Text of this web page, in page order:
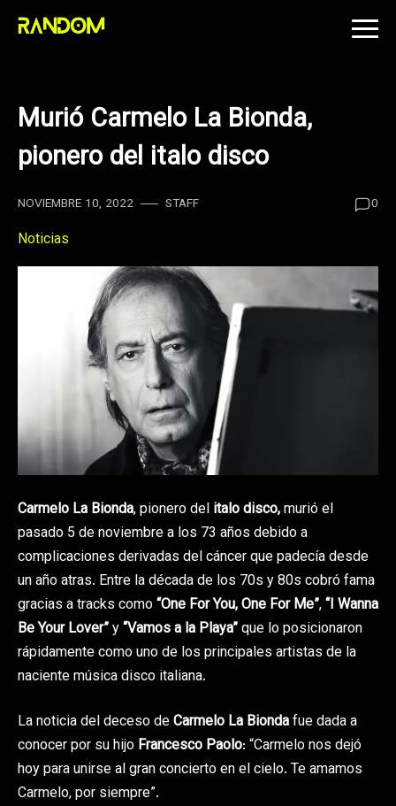
Skip
Murió Carmelo La Bionda,
pionero del italo disco
NOVIEMBRE 10, 2022 STAFF 0
Noticias
Carmelo La Bionda, pionero del italo disco,murió el
pasado 5 de noviembre a los 73 años debido a
complicaciones derivadas del cáncer que padecía desde
un año atras. Entre la década de los 70s y 80s cobró fama
gracias a tracks como“One For You, One For Me”,“I Wanna
Be Your Lover”y“Vamos a la Playa”que lo posicionaron
rápidamente como uno de los principales artistas de la
naciente música disco italiana.
La noticia del deceso deCarmelo La Biondafue dada a
conocer por su hijo Francesco Paolo: “Carmelo nos dejó
hoy para unirse al gran concierto en el cielo. Te amamos
Carmelo, por siempre”.